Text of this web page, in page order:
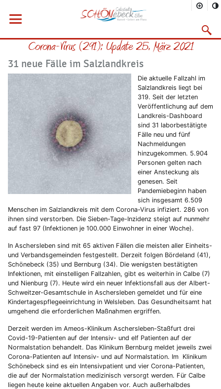
Menü öffnen
Vorheriges Bild
Startseite
Rathaus
Aktuelles
Corona-Virus (291): Update 25. März 2021
31 neue Fälle im Salzlandkreis
Die aktuelle Fallzahl im
Salzlandkreis liegt bei
319. Seit der letzten
Veröffentlichung auf dem
Landkreis-Dashboard
sind 31 laborbestätigte
Fälle neu und fünf
Nachmeldungen
hinzugekommen. 5.904
Personen gelten nach
einer Ansteckung als
genesen. Seit
Pandemiebeginn haben
sich insgesamt 6.509
Menschen im Salzlandkreis mit dem Corona-Virus infiziert. 286 von
ihnen sind verstorben. Die Sieben-Tage-Inzidenz steigt auf nunmehr
auf fast 97 (Infektionen je 100.000 Einwohner in einer Woche).
In Aschersleben sind mit 65 aktiven Fällen die meisten aller Einheits-
und Verbandsgemeinden festgestellt. Derzeit folgen Bördeland (41),
Schönebeck (35) und Bernburg (34). Die wenigsten bestätigten
Infektionen, mit einstelligen Fallzahlen, gibt es weiterhin in Calbe (7)
und Nienburg (7). Heute wird ein neuer Infektionsfall aus der Albert-
Schweitzer-Gesamtschule in Aschersleben gemeldet und für eine
Kindertagespflegeeinrichtung in Welsleben. Das Gesundheitsamt hat
umgehend die erforderlichen Maßnahmen ergriffen.
Derzeit werden im Ameos-Klinikum Aschersleben-Staßfurt drei
Covid-19-Patienten auf der Intensiv- und elf Patienten auf der
Normalstation behandelt. Das Klinikum Bernburg meldet jeweils zwei
Corona-Patienten auf Intensiv- und auf Normalstation. Im Klinikum
Schönebeck sind es ein Intensivpatient und vier Corona-Patienten,
die auf der Normalstation medizinisch versorgt werden. Für Calbe
liegen heute keine aktuellen Angaben vor. Auch außerhalbdes